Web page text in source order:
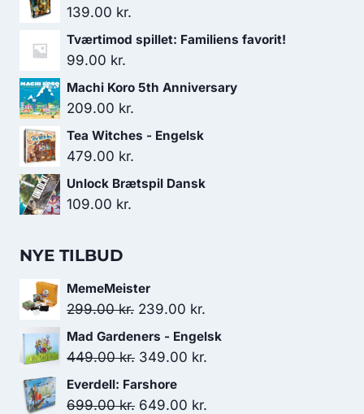
139.00 kr.
Tværtimod spillet: Familiens favorit!
99.00 kr.
Machi Koro 5th Anniversary
209.00 kr.
Tea Witches - Engelsk
479.00 kr.
Unlock Brætspil Dansk
109.00 kr.
NYE TILBUD
MemeMeister
299.00kr. Den
oprindelige
pris
299.00 kr..
239.00 kr.
aktuelle
Mad Gardeners - Engelsk
449.00kr. Den
oprindelige
pris
349.00 kr.
Everdell: Farshore
699.00kr. Den
649.00 kr.